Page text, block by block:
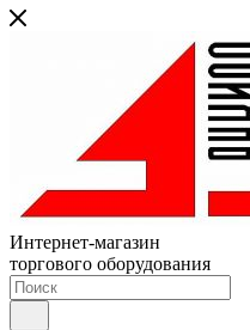
Интернет-магазин
торгового оборудования